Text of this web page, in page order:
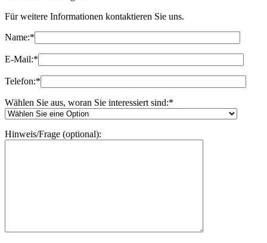
Für weitere Informationen kontaktieren Sie uns.
Name:*
E-Mail:*
Telefon:*
Wählen Sie aus, woran Sie interessiert sind:*
Hinweis/Frage (optional):